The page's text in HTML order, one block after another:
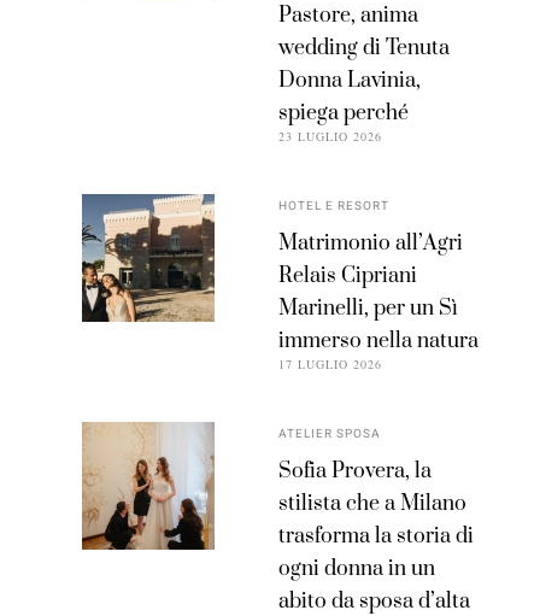
Pastore, anima
wedding di Tenuta
Donna Lavinia,
spiega perché
23 LUGLIO 2026
HOTEL E RESORT
Matrimonio all’Agri
Relais Cipriani
Marinelli, per un Sì
immerso nella natura
17 LUGLIO 2026
ATELIER SPOSA
Sofia Provera, la
stilista che a Milano
trasforma la storia di
ogni donna in un
abito da sposa d’alta